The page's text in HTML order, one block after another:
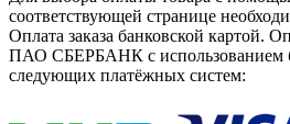
соответствующей странице
Оплата заказа банковской картой.
ПАО СБЕРБАНК с использованием
следующих платёжных систем: